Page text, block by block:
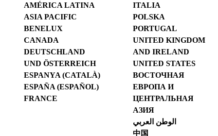
AMÉRICA LATINA
ASIA PACIFIC
BENELUX
CANADA
DEUTSCHLAND
UND ÖSTERREICH
ESPANYA (CATALÀ)
ESPAÑA (ESPAÑOL)
FRANCE
ITALIA
POLSKA
PORTUGAL
UNITED KINGDOM
AND IRELAND
UNITED STATES
ВОСТОЧНАЯ
ЕВРОПА И
ЦЕНТРАЛЬНАЯ
АЗИЯ
الوطن العربي
中国